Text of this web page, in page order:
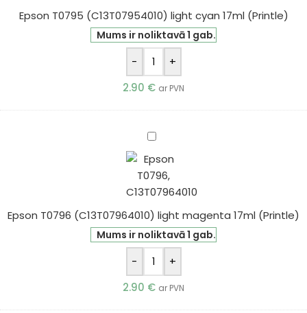
17ml
(Printle)
Epson T0795 (C13T07954010) light cyan 17ml (Printle)
Mums ir noliktavā 1 gab.
-
+
2.90 € ar PVN
Epson
(C13T07964010)
light
17ml
(Printle)
Epson T0796 (C13T07964010) light magenta 17ml (Printle)
Mums ir noliktavā 1 gab.
-
+
2.90 € ar PVN